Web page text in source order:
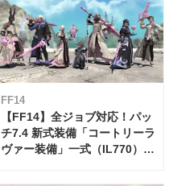
FF14
【FF14】全ジョブ対応！パッ
チ7.4 新式装備「コートリーラ
ヴァー装備」一式（IL770）の